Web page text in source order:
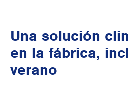
Una solución
en la fábrica,
verano